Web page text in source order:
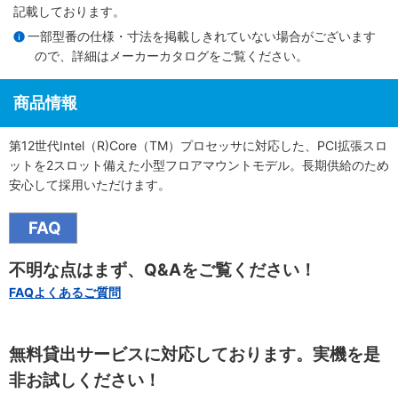
記載しております。
一部型番の仕様・寸法を掲載しきれていない場合がございます
ので、詳細は メーカーカタログをご覧ください。
商品情報
第12世代Intel（R)Core（TM）プロセッサに対応した、PCI拡張スロ
ットを2スロット備えた小型フロアマウントモデル。長期供給のため
安心して採用いただけます。
FAQ
不明な点はまず、Q&Aをご覧ください！
FAQよくあるご質問
無料貸出サービスに対応しております。実機を是
非お試しください！